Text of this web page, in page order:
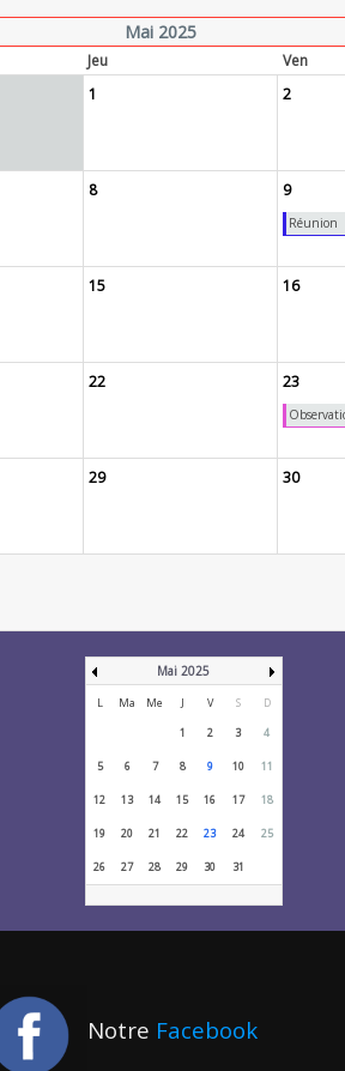
Mai 2025
Jeu Ven
1 2
8 9
Réunion
15 16
22 23
29 30
Mai 2025
L Ma Me J V S
D
1
2 3 4
5 6 7 8 9 10 11
12 13 14 15 16 17 18
19 20 21 22 23 24 25
26 27 28 29 30 31
Notre Facebook